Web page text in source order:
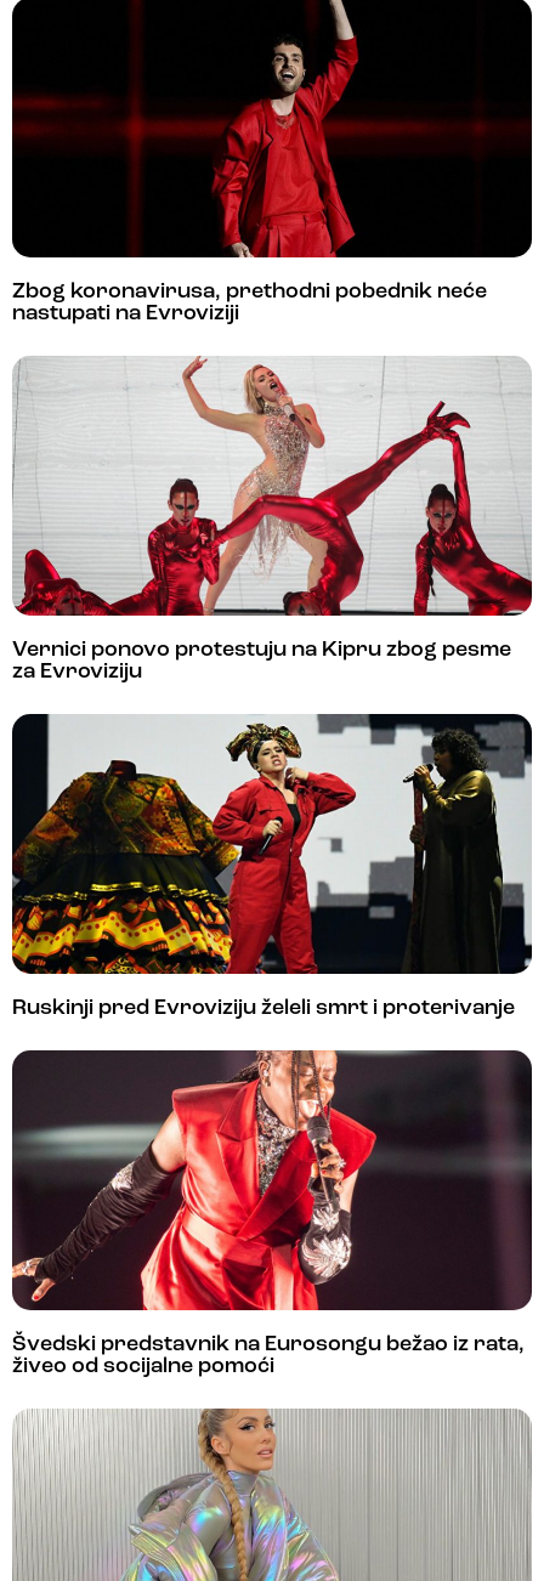
Zbog koronavirusa, prethodni pobednik neće
nastupati na Evroviziji
Vernici ponovo protestuju na Kipru zbog pesme
za Evroviziju
Ruskinji pred Evroviziju želeli smrt i proterivanje
Švedski predstavnik na Eurosongu bežao iz rata,
živeo od socijalne pomoći